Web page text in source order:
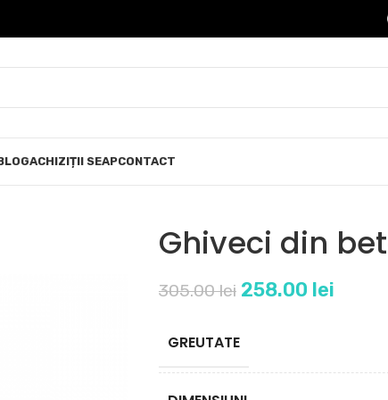
ACHIZIȚII SEAPCONTACT
Ghiveci din
305.00lei 258.00 lei
GREUTATE